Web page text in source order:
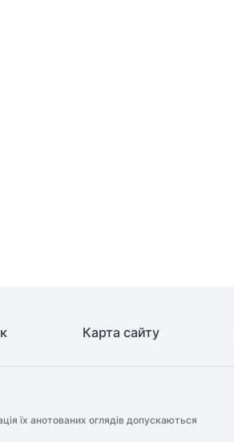
Карта сайту
їх анотованих оглядів допускаються